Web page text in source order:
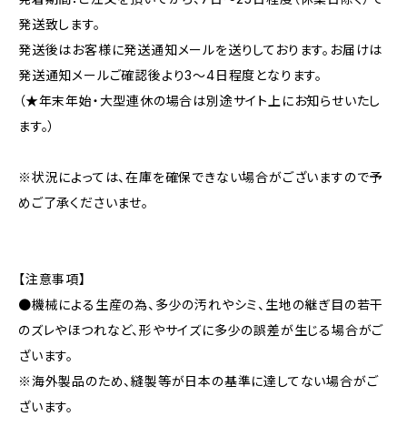
発送致します。
発送後はお客様に発送通知メールを送りしております。お届けは
発送通知メールご確認後より3〜4日程度となります。
（★年末年始・大型連休の場合は別途サイト上にお知らせいたし
ます。）
※状況によっては、在庫を確保できない場合がございますので予
めご了承くださいませ。
【注意事項】
●機械による生産の為、多少の汚れやシミ、生地の継ぎ目の若干
のズレやほつれなど、形やサイズに多少の誤差が生じる場合がご
ざいます。
※海外製品のため、縫製等が日本の基準に達してない場合がご
ざいます。